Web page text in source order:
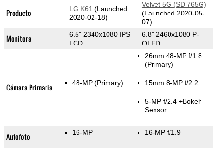
Producto LG K61 (Launched
2020-02-18)
Velvet 5G (SD 765G)
(Launched 2020-05-
07)
Monitora
6.5" 2340x1080 IPS
LCD
6.8" 2460x1080 P-
OLED
Cámara Primaria 48-MP (Primary)
26mm 48-MP f/1.8
(Primary)
15mm 8-MP f/2.2
5-MP f/2.4 +Bokeh
Sensor
Autofoto 16-MP 16-MP f/1.9